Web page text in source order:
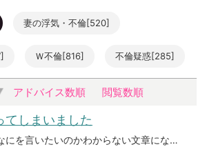
妻の浮気・不倫[520]
Ｗ不倫[816] 不倫疑惑[285]
アドバイス数順 閲覧数順
てしまいました
怒りと吐き気で、なにを言いたいのかわからない文章になっていますがご了承ください。誰かに聞いてもらいたい一心で投稿しました